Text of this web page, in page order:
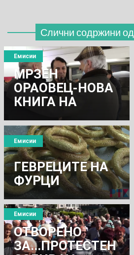
Слични содржини од
МРЗЕН
ОРАОВЕЦ-НОВА
КНИГА НА
ТОДОР БОГЕВ
Емисии
ГЕВРЕЦИТЕ НА
ФУРЦИ
Емисии
ОТВОРЕНО
ЗА...ПРОТЕСТЕН
Емисии